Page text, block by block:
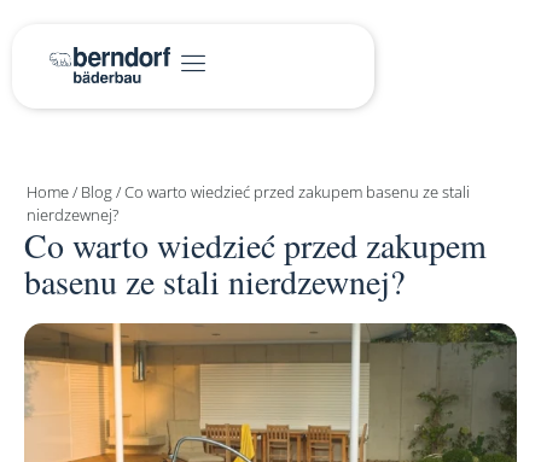
Home/ Blog/Co warto wiedzieć przed zakupem basenu ze stali
nierdzewnej?
Co warto wiedzieć przed zakupem
basenu ze stali nierdzewnej?